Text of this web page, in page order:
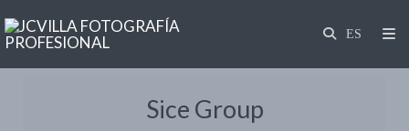
Sice Group